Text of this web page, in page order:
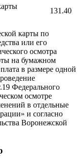
131.40
карты по
или его
осмотра
на бумажном
в размере одной
Федерального
осмотре
в отдельные
и согласно
Воронежской